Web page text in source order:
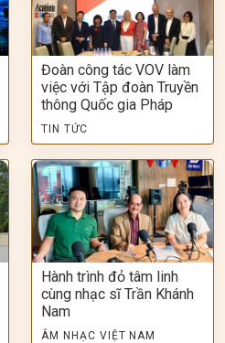
Đoàn công tác VOV làm
việc với Tập đoàn Truyền
thông Quốc gia Pháp
TIN TỨC
Hành trình đỏ tâm linh
cùng nhạc sĩ Trần Khánh
Nam
ÂM NHẠC VIỆT NAM